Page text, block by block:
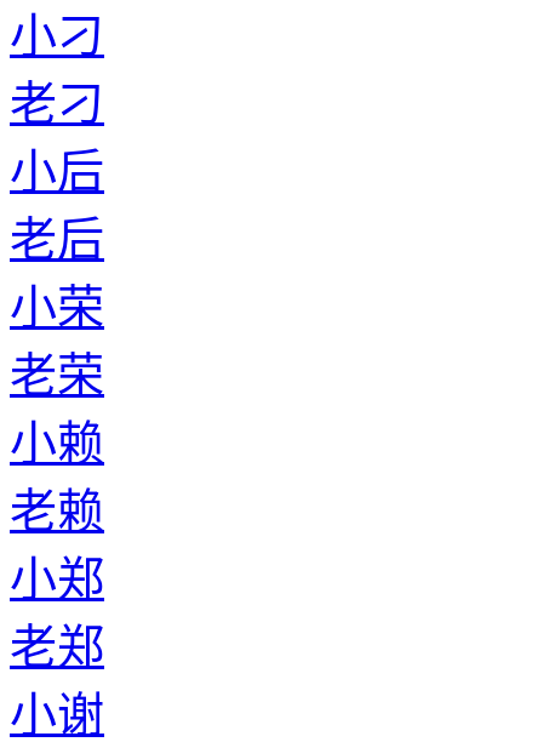
小刁
老刁
小后
老后
小荣
老荣
小赖
老赖
小郑
老郑
小谢